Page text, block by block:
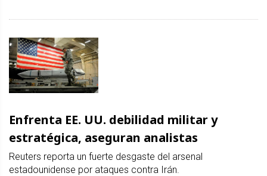
Enfrenta EE. UU. debilidad militar y
estratégica, aseguran analistas
Reuters reporta un fuerte desgaste del arsenal
estadounidense por ataques contra Irán.